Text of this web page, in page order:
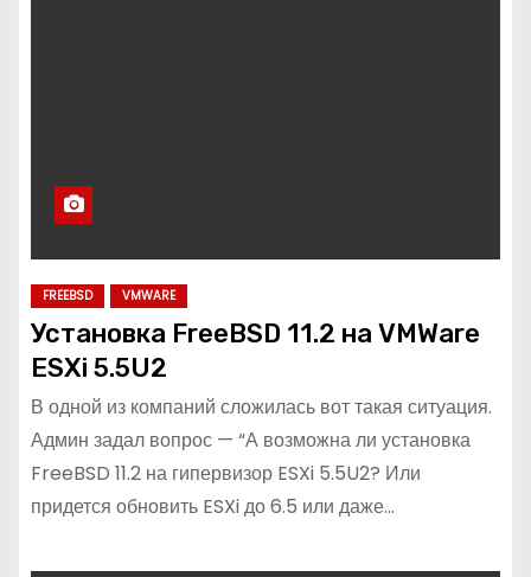
FREEBSD VMWARE
Установка FreeBSD 11.2 на VMWare
ESXi 5.5U2
В одной из компаний сложилась вот такая ситуация.
Админ задал вопрос — “А возможна ли установка
FreeBSD 11.2 на гипервизор ESXi 5.5U2? Или
придется обновить ESXi до 6.5 или даже…